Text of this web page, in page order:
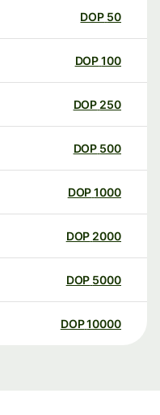
50
DOP
100
DOP
250
DOP
500
DOP
1000
DOP
2000
DOP
5000
DOP
10000
DOP